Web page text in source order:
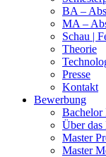
BA –
MA –
Schau |
Theorie
Presse
Kontakt
Bewerbung
Bachelor
Über das
Master
Master